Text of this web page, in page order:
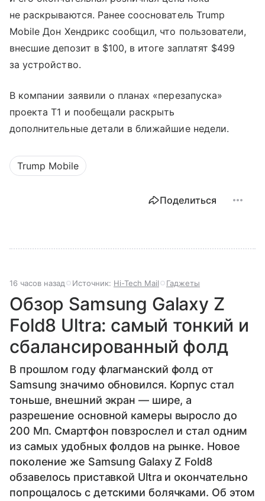
не раскрываются. Ранее сооснователь Trump
Mobile Дон Хендрикс сообщил, что пользователи,
внесшие депозит в $100, в итоге заплатят $499
за устройство.
В компании заявили о планах «перезапуска»
проекта T1 и пообещали раскрыть
дополнительные детали в ближайшие недели.
Trump Mobile
Поделиться
16 часов назад Источник: Hi-Tech Mail Гаджеты
Обзор Samsung Galaxy Z
Fold8 Ultra: самый тонкий и
сбалансированный фолд
В прошлом году флагманский фолд от
Samsung значимо обновился. Корпус стал
тоньше, внешний экран — шире, а
разрешение основной камеры выросло до
200 Мп. Смартфон повзрослел и стал одним
из самых удобных фолдов на рынке. Новое
поколение же Samsung Galaxy Z Fold8
обзавелось приставкой Ultra и окончательно
попрощалось с детскими болячками. Об этом